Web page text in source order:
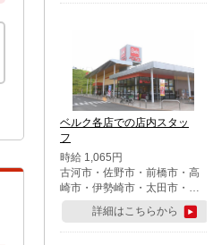
ベルク各店での店内スタッ
フ
時給 1,065円
古河市・佐野市・前橋市・高
崎市・伊勢崎市・太田市・館
林市・藤岡市・大泉町・さい
たま市北区・川越市・熊谷
市・行田市・秩父市・所沢
詳細はこちらから